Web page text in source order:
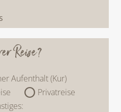
Reise?
Aufenthalt (Kur)
Privatreise